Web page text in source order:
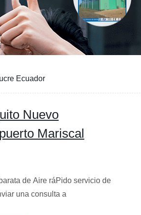
Ecuador
Nuevo
Mariscal
de Aire ráPido servicio de
una consulta a